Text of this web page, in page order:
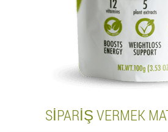
SIPARIŞ VERMEK